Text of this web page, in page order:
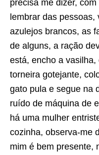
precisa me dizer,
lembrar das pessoas,
azulejos brancos, as
de alguns, a ração
está, encho a
torneira gotejante,
gato pula e segue na
ruído de máquina de
há uma mulher
cozinha, observa-me
mim é bem presente,